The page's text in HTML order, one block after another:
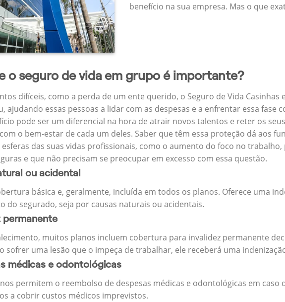
benefício na sua empresa. Mas o que
o seguro de vida em grupo é importante?
difíceis, como a perda de um ente querido, o Seguro de Vida
ajudando essas pessoas a lidar com as despesas e a enfrentar essa fase
pode ser um diferencial na hora de atrair novos talentos e reter os
o bem-estar de cada um deles. Saber que têm essa proteção dá aos
das suas vidas profissionais, como o aumento do foco no
e que não precisam se preocupar em excesso com essa questão.
ou acidental
básica e, geralmente, incluída em todos os planos. Oferece uma
do segurado, seja por causas naturais ou acidentais.
permanente
muitos planos incluem cobertura para invalidez permanente
sofrer uma lesão que o impeça de trabalhar, ele receberá uma
médicas e odontológicas
permitem o reembolso de despesas médicas e odontológicas em caso
a cobrir custos médicos imprevistos.